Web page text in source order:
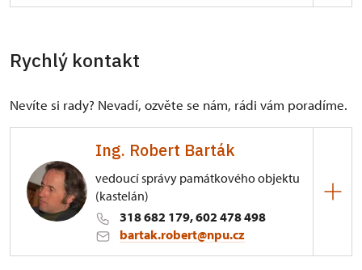
přestavěna na renesanční zámek Jiřím Lokšanem
z Lokšan, místokancléřem českého krále a římského
zámecká knihovna, zvaná Lokšanská, nejstarší
zámecký knihovní sál v Čechách dochovaný
v původní podobě z roku 1558. V době
pobělohorské získal zámek královský prokurátor
Přibík Jeníšek z Újezda. Nejvýznamnější
architektonickou úpravou zámku tohoto období je
raně barokní kaple Neposkvrněného početí Panny
Marie z let 1625–1632 s rokokovými varhany
Vojtěcha Schreiera z Kuksu z roku 1796. V letech
Rychlý kontakt
Nevíte si rady? Nevadí, ozvěte se nám, rádi vám poradíme.
Ing. Robert Barták
vedoucí správy památkového objektu
(kastelán)
318 682 179, 602 478 498
bartak.robert@npu.cz